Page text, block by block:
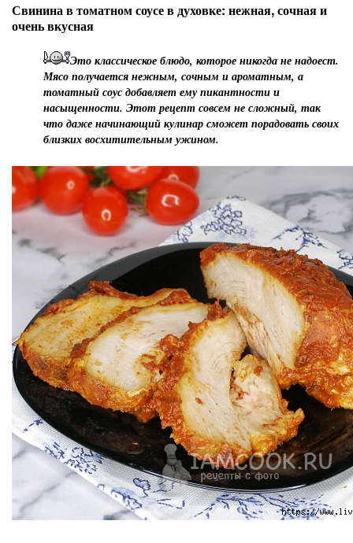
Свинина в томатном соусе в духовке: нежная, сочная и
очень вкусная
Это классическое блюдо, которое никогда не надоест.
Мясо получается нежным, сочным и ароматным, а
томатный соус добавляет ему пикантности и
насыщенности. Этот рецепт совсем не сложный, так
что даже начинающий кулинар сможет порадовать своих
близких восхитительным ужином.